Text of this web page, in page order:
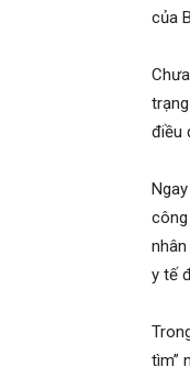
của
điều
y tế
tìm”